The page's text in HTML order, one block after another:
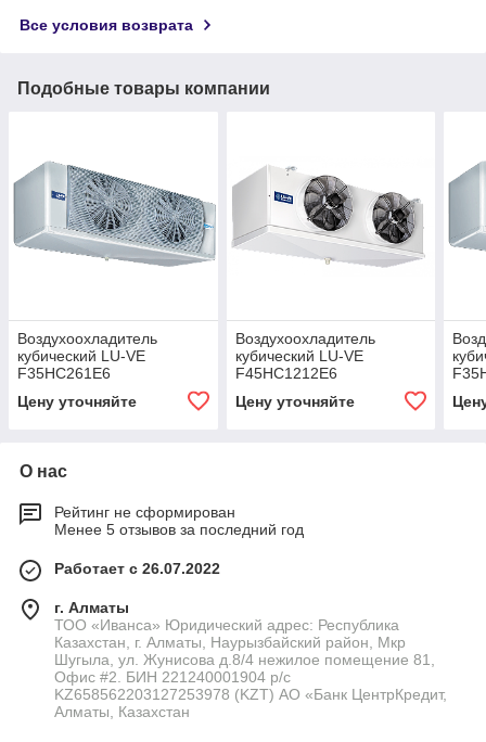
Все условия возврата
Подобные товары компании
Воздухоохладитель
кубический LU-VE
F35HC261E6
Цену уточняйте
Воздухоохладитель
кубический LU-VE
F45HC1212E6
Цену уточняйте
О нас
Рейтинг не сформирован
Менее 5 отзывов за последний год
Работает с 26.07.2022
г. Алматы
ТОО «Иванса» Юридический адрес: Республика
Казахстан, г. Алматы, Наурызбайский район, Мкр
Шугыла, ул. Жунисова д.8/4 нежилое помещение 81,
Офис #2. БИН 221240001904 р/с
KZ658562203127253978 (KZT) АО «Банк ЦентрКредит,
Алматы, Казахстан